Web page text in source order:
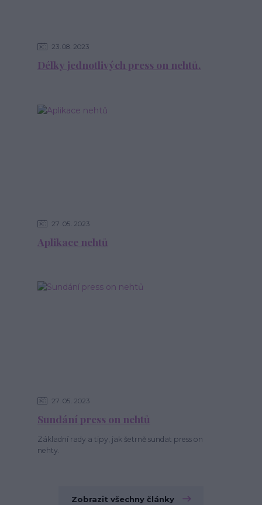
23 08 2023
Délky jednotlivých press on nehtů.
27 05 2023
Aplikace nehtů
27 05 2023
Sundání press on nehtů
Základní rady a tipy, jak šetrně sundat press on
nehty.
Zobrazit všechny články